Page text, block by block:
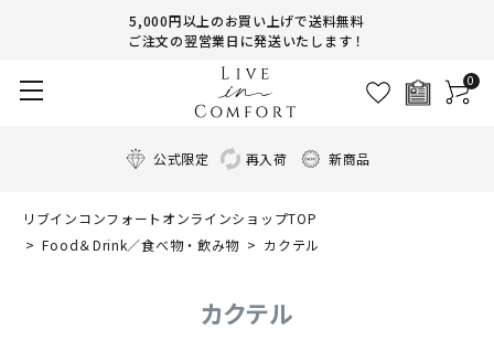
5,000円以上のお買い上げで送料無料
ご注文の翌営業日に発送いたします！
0
公式限定 再入荷 新商品
リブインコンフォートオンラインショップTOP
Food＆Drink／食べ物・飲み物
カクテル
カクテル